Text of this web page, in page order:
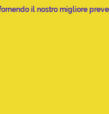
il nostro migliore